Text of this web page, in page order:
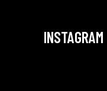
INSTAGRAM